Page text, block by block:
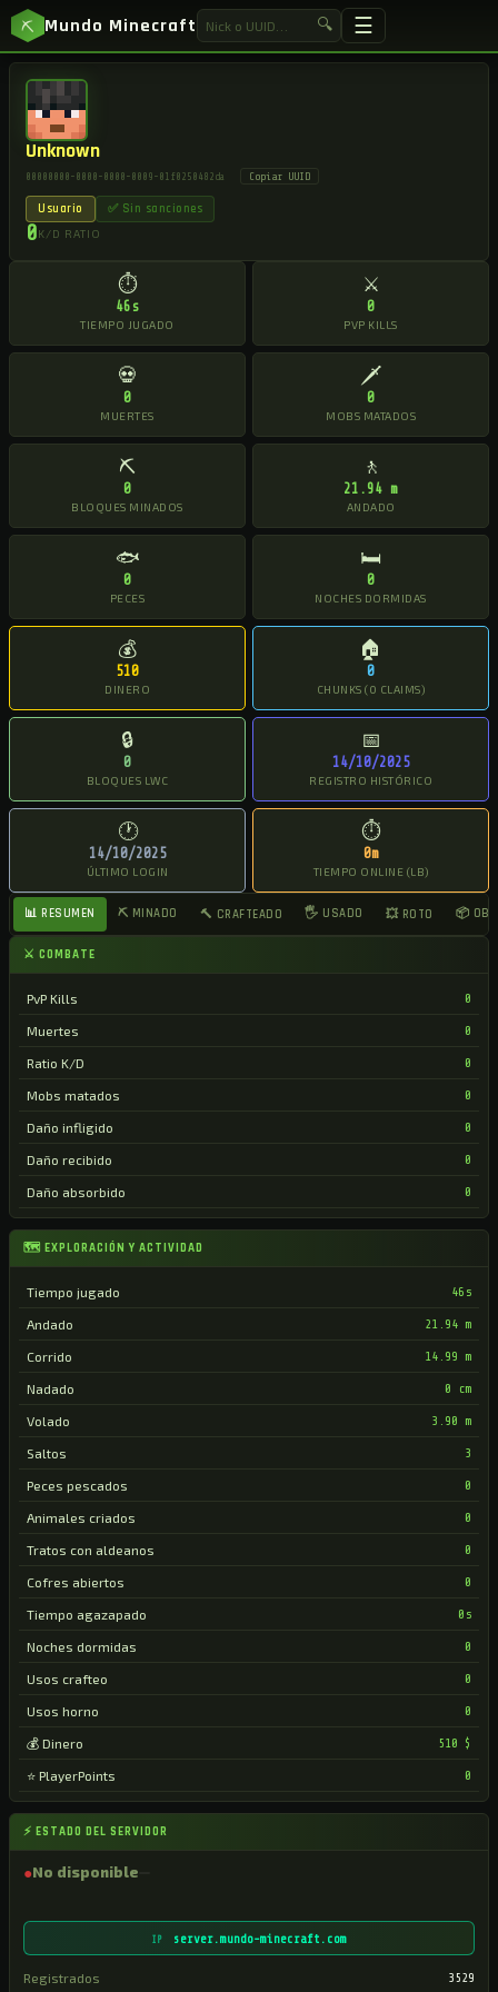
⛏ Mundo Minecraft 🔍 ☰
⚡ ESTADO DEL SERVIDOR
●No disponible
IP server.mundo-minecraft.com
Registrados 3529
Unknown
00000000-0000-0000-0009-01f0250482da Copiar UUID
Usuario ✅ Sin sanciones
0K/D RATIO
⏱
46s
TIEMPO JUGADO
⚔
0
PVP KILLS
💀
0
MUERTES
🗡
0
MOBS MATADOS
⛏
0
BLOQUES MINADOS
🚶
21.94 m
ANDADO
🐟
0
PECES
🛏
0
NOCHES DORMIDAS
💰
510
DINERO
🏠
0
CHUNKS (0 CLAIMS)
🔒
0
BLOQUES LWC
📅
14/10/2025
REGISTRO HISTÓRICO
🕐
14/10/2025
ÚLTIMO LOGIN
⏱
0m
TIEMPO ONLINE (LB)
📊 RESUMEN ⛏ MINADO 🔨 CRAFTEADO 🖐 USADO 💥 ROTO 📦
⚔ COMBATE
PvP Kills 0
Muertes 0
Ratio K/D 0
Mobs matados 0
Daño infligido 0
Daño recibido 0
Daño absorbido 0
🗺 EXPLORACIÓN Y ACTIVIDAD
Tiempo jugado 46s
Andado 21.94 m
Corrido 14.99 m
Nadado 0 cm
Volado 3.90 m
Saltos 3
Peces pescados 0
Animales criados 0
Tratos con aldeanos 0
Cofres abiertos 0
Tiempo agazapado 0s
Noches dormidas 0
Usos crafteo 0
Usos horno 0
💰 Dinero 510 $
⭐ PlayerPoints 0